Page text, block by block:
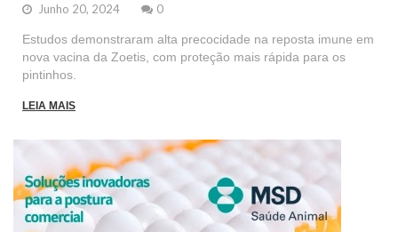
Junho 20, 2024 0
Estudos demonstraram alta precocidade na reposta imune em
nova vacina da Zoetis, com proteção mais rápida para os
pintinhos.
LEIA MAIS